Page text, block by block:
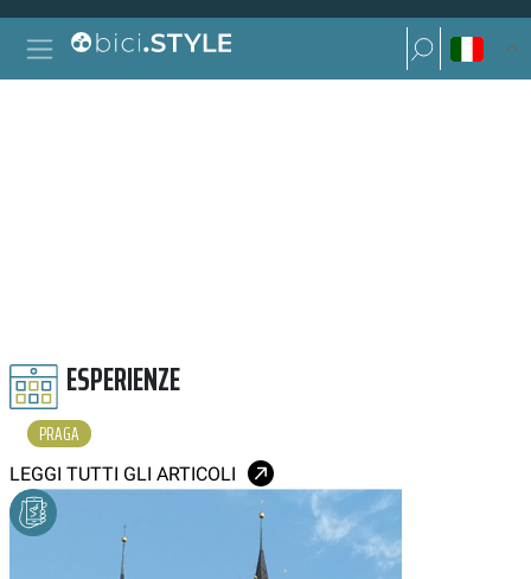
Vai al contenuto
Navigazione principale
Ricerca per:
Ricerca per:
ESPERIENZE
PRAGA
LEGGI TUTTI GLI ARTICOLI